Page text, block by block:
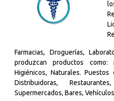
Farmacias, Droguerías,
produzcan productos como:
Higiénicos, Naturales.
Distribuidoras,
Supermercados, Bares,